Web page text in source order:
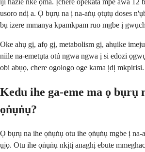
iji hazie nke ọma. Ịchere opekata mpe awa 12
usoro ndị a. Ọ bụrụ na ị na-aṅụ ọtụtụ doses
bụ izere mmanya kpamkpam ruo mgbe ị
Oke ahụ gị, afọ gị, metabolism gị, ahụike
niile na-emetụta otú ngwa ngwa ị si edozi
obi abụọ, chere ogologo oge kama ịdị mkpirisi.
Kedu ihe ga-eme ma ọ bụrụ
ọṅụṅụ?
Ọ bụrụ na ihe ọṅụṅụ otu ihe ọṅụṅụ mgbe ị na-
ụjọ. Otu ihe ọṅụṅụ nkịtị anaghị ebute